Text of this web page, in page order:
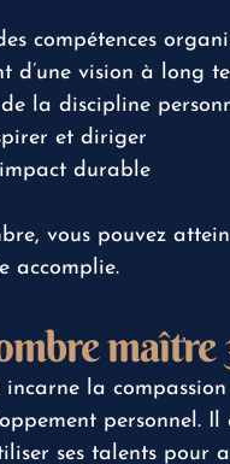
compétences
d’une vision à long
la discipline
et diriger
durable
vous pouvez
accomplie.
maître
la
personnel.
ses talents pour